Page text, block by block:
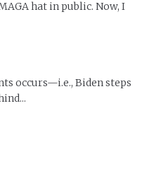
hat in public. Now, I
occurs—i.e., Biden steps